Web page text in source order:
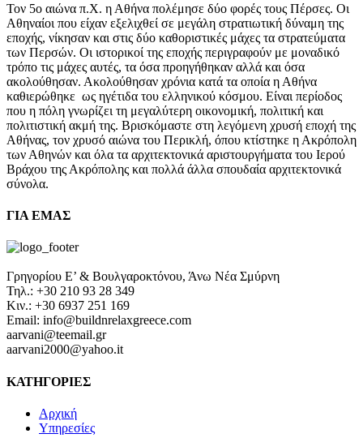
Τον 5ο αιώνα π.Χ. η Αθήνα πολέμησε δύο φορές τους Πέρσες. Οι
Αθηναίοι που είχαν εξελιχθεί σε μεγάλη στρατιωτική δύναμη της
εποχής, νίκησαν και στις δύο καθοριστικές μάχες τα στρατεύματα
των Περσών. Οι ιστορικοί της εποχής περιγραφούν με μοναδικό
τρόπο τις μάχες αυτές, τα όσα προηγήθηκαν αλλά και όσα
ακολούθησαν. Ακολούθησαν χρόνια κατά τα οποία η Αθήνα
καθιερώθηκε ως ηγέτιδα του ελληνικού κόσμου. Είναι περίοδος
που η πόλη γνωρίζει τη μεγαλύτερη οικονομική, πολιτική και
πολιτιστική ακμή της. Βρισκόμαστε στη λεγόμενη χρυσή εποχή της
Αθήνας, τον χρυσό αιώνα του Περικλή, όπου κτίστηκε η Ακρόπολη
των Αθηνών και όλα τα αρχιτεκτονικά αριστουργήματα του Ιερού
Βράχου της Ακρόπολης και πολλά άλλα σπουδαία αρχιτεκτονικά
σύνολα.
ΓΙΑ ΕΜΑΣ
Γρηγορίου Ε’ & Βουλγαροκτόνου, Άνω Νέα Σμύρνη
Τηλ.: +30 210 93 28 349
Κιν.: +30 6937 251 169
Email: info@buildnrelaxgreece.com
aarvani@teemail.gr
aarvani2000@yahoo.it
ΚΑΤΗΓΟΡΙΕΣ
Αρχική
Υπηρεσίες